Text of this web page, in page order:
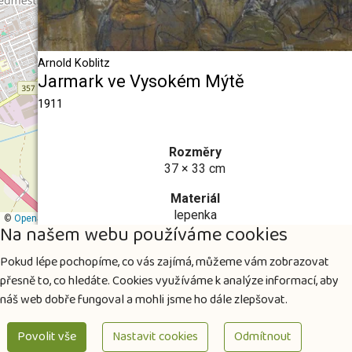
Arnold Koblitz
Jarmark ve Vysokém Mýtě
1911
Rozměry
37 × 33 cm
Materiál
lepenka
Vystaveno
Městská galerie Vysoké Mýto
Akvizice
v roce 1963
Další informace
© OpenStreetMap
Na našem webu používáme cookies
Pokud lépe pochopíme, co vás zajímá, můžeme vám zobrazovat
přesně to, co hledáte. Cookies využíváme k analýze informací, aby
náš web dobře fungoval a mohli jsme ho dále zlepšovat.
Povolit vše
Nastavit cookies Odmítnout